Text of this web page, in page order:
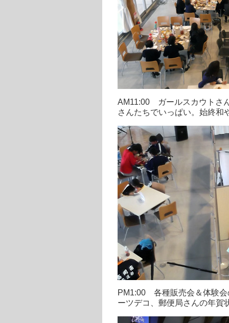
AM11:00 ガールスカウトさ
さんたちでいっぱい。始終和
PM1:00 各種販売会＆体験会
ーツデコ、郵便局さんの年賀